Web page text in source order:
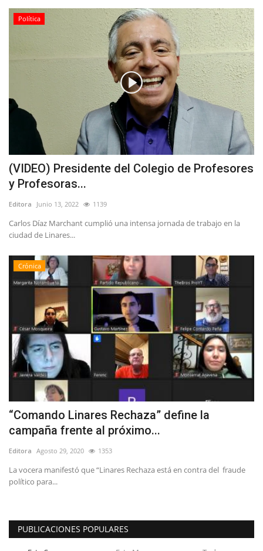
Política
(VIDEO) Presidente del Colegio de Profesores
y Profesoras...
Editora Junio 13, 2022 1139
Carlos Díaz Marchant cumplió una intensa jornada de trabajo en la
ciudad de Linares...
Crónica
“Comando Linares Rechaza” define la
campaña frente al próximo...
Editora Agosto 29, 2020 1353
La vocera manifestó que “Linares Rechaza está en contra del fraude
político para...
PUBLICACIONES POPULARES